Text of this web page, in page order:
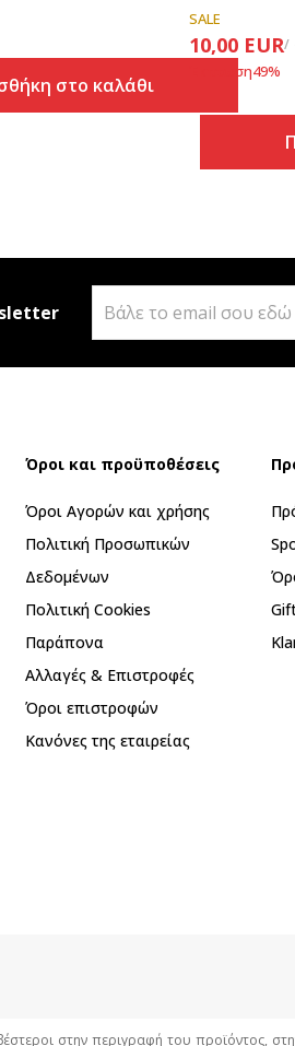
στο καλάθι
SALE
10,00 EUR
Έκπτωση49%
Όροι και προϋποθέσεις
Όροι Αγορών και χρήσης
Πολιτική Προσωπικών
Δεδομένων
Πολιτική Cookies
Παράπονα
Αλλαγές & Επιστροφές
Όροι επιστροφών
Κανόνες της εταιρείας
στην περιγραφή του προϊόντος,